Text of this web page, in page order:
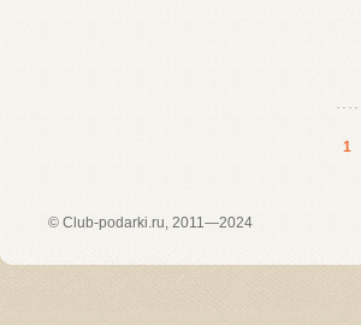
1
© Club-podarki.ru, 2011—2024